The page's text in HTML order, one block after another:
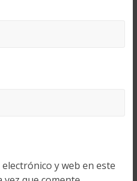
y web en este